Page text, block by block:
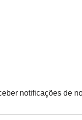
notificações de